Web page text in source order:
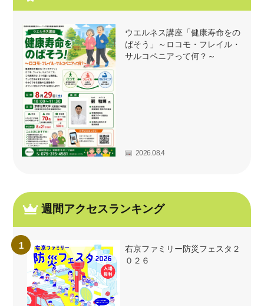
ウエルネス講座「健康寿命をの
ばそう」～ロコモ・フレイル・
サルコペニアって何？～
2026.08.4
週間アクセスランキング
右京ファミリー防災フェスタ２
０２６